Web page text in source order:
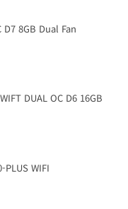
D7 8GB Dual Fan
DUAL OC D6 16GB
PLUS WIFI